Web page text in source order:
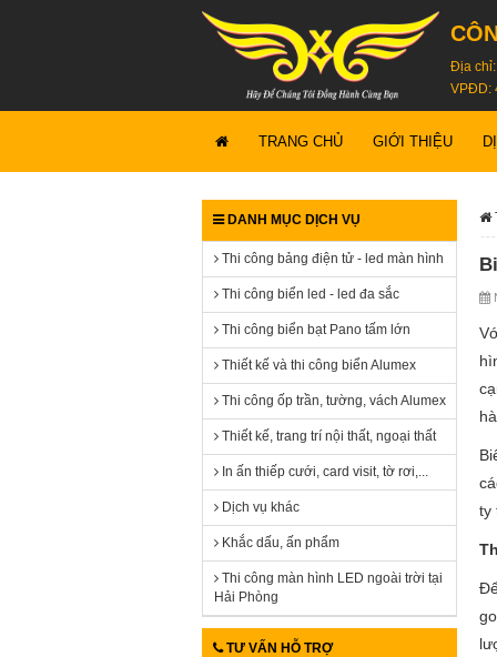
Địa chỉ:
VPĐD:
TRANG CHỦ GIỚI THIỆU
DANH MỤC DỊCH VỤ
Thi công bảng điện tử - led màn hình
Thi công biển led - led đa sắc
Thi công biển bạt Pano tấm lớn
Thiết kế và thi công biển Alumex
Thi công ốp trần, tường, vách Alumex
Thiết kế, trang trí nội thất, ngoại thất
In ấn thiếp cưới, card visit, tờ rơi,...
Dịch vụ khác
Khắc dấu, ấn phẩm
Thi công màn hình LED ngoài trời tại
Hải Phòng
TƯ VẤN HỖ TRỢ
ty